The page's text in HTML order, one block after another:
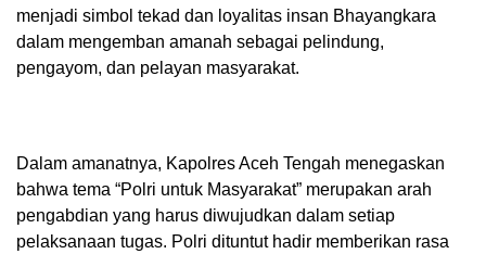
menjadi simbol tekad dan loyalitas insan Bhayangkara
dalam mengemban amanah sebagai pelindung,
pengayom, dan pelayan masyarakat.
Dalam amanatnya, Kapolres Aceh Tengah menegaskan
bahwa tema “Polri untuk Masyarakat” merupakan arah
pengabdian yang harus diwujudkan dalam setiap
pelaksanaan tugas. Polri dituntut hadir memberikan rasa